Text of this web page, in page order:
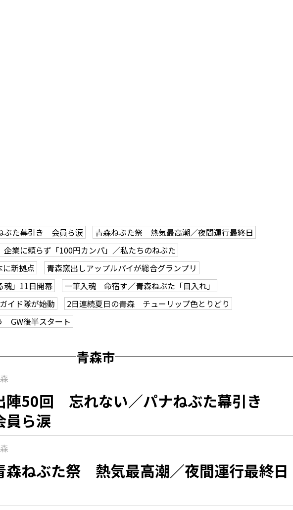
ぶた幕引き 会員ら涙
青森ねぶた祭 熱気最高潮／夜間運行最終日
業に頼らず「100円カンパ」／私たちのねぶた
に新拠点
青森窯出しアップルパイが総合グランプリ
魂」11日開幕
一筆入魂 命宿す／青森ねぶた「目入れ」
イド隊が始動
2日連続夏日の青森 チューリップ色とりどり
GW後半スタート
青森市
陣50回 忘れない／パナねぶた幕引き
員ら涙
森ねぶた祭 熱気最高潮／夜間運行最終日